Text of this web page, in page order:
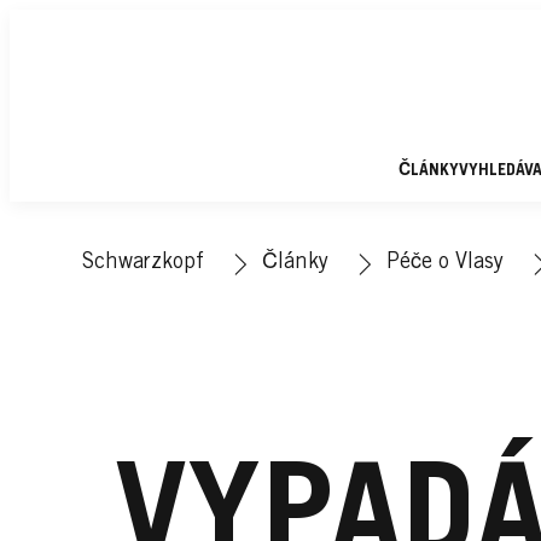
ČLÁNKY
Schwarzkopf Články Péče o Vlasy